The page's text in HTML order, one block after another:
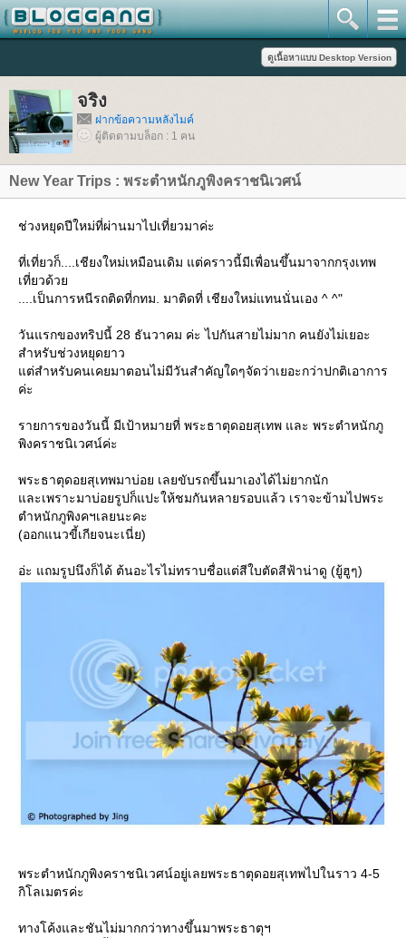
จริง
ฝากข้อความหลังไมค์
ผู้ติดตามบล็อก : 1 คน
New Year Trips : พระตำหนักภูพิงคราชนิเวศน์
ช่วงหยุดปีใหม่ที่ผ่านมาไปเที่ยวมาค่ะ
ที่เที่ยวก็....เชียงใหม่เหมือนเดิม แต่คราวนี้มีเพื่อนขึ้นมาจากกรุงเทพ
เที่ยวด้ว
....เป็นการหนีรถติดที่กทม. มาติดที่ เชียงใหม่แทนนั่นเอง ^ ^"
วันแรกของทริปนี้ 28 ธันวาคม ค่ะ ไปกันสายไม่มาก คนยังไม่เยอะ
สำหรับช่วงหยุดยาว
ต่สำหรับคนเคยมาตอนไม่มีวันสำคัญใดๆจัดว่าเยอะกว่าปกติเอาการ
ค่ะ
รายการของวันนี้ มีเป้าหมายที่ พระธาตุดอยสุเทพ และ พระตำหนักภู
พิงคราชนิเวศน์ค่ะ
พระธาตุดอยสุเทพมาบ่อย เลยขับรถขึ้นมาเองได้ไม่ยากนัก
ละเพราะมาบ่อยรูปก็แปะให้ชมกันหลายรอบแล้ว เราจะข้ามไปพระ
ตำหนักภูพิงคฯเลยนะคะ
(ออกแนวขี้เกียจนะเนี่ย)
อ่ะ แถมรูปนึงก็ได้ ต้นอะไรไม่ทราบชื่อแต่สีใบตัดสีฟ้าน่าดู (ยู้ฮูๆ)
พระตำหนักภูพิงคราชนิเวศน์อยู่เลยพระธาตุดอยสุเทพไปในราว 4-5
กิโลเมตรค่ะ
ทางโค้งและชันไม่มากกว่าทางขึ้นมาพระธาตุฯ